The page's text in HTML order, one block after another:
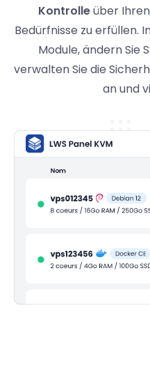
Kontrolleüber Ihren
Bedürfnisse zu erfüllen.
Module, ändern Sie
verwalten Sie die
an und